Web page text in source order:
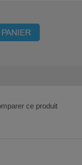
ce produit